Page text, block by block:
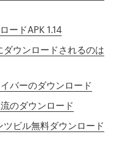
ードAPK 1.14
ウンロードされるのは
バーのダウンロード
のダウンロード
ビル無料ダウンロード